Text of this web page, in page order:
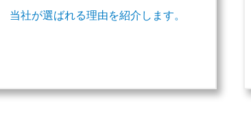
当社が選ばれる理由を紹介します。